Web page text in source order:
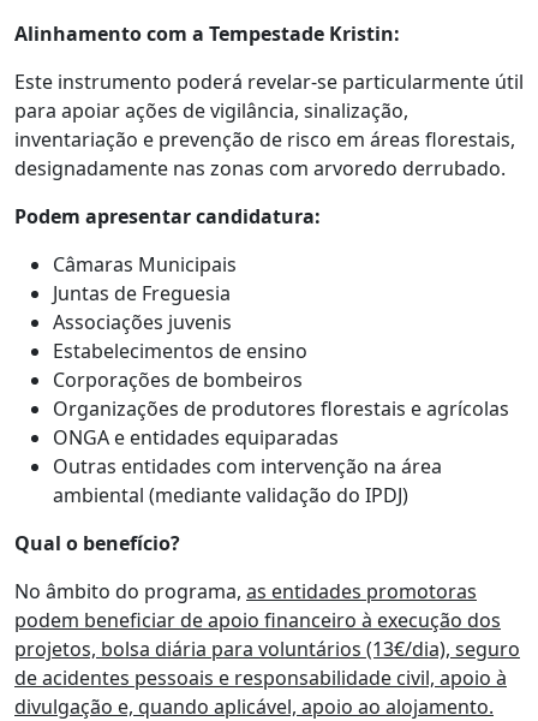
Alinhamento com a Tempestade Kristin:
Este instrumento poderá revelar-se particularmente útil
para apoiar ações de vigilância, sinalização,
inventariação e prevenção de risco em áreas florestais,
designadamente nas zonas com arvoredo derrubado.
Podem apresentar candidatura:
Câmaras Municipais
Juntas de Freguesia
Associações juvenis
Estabelecimentos de ensino
Corporações de bombeiros
Organizações de produtores florestais e agrícolas
ONGA e entidades equiparadas
Outras entidades com intervenção na área
ambiental (mediante validação do IPDJ)
Qual o benefício?
No âmbito do programa, as entidades promotoras
podem beneficiar de apoio financeiro à execução dos
projetos, bolsa diária para voluntários (13€/dia), seguro
de acidentes pessoais e responsabilidade civil, apoio à
divulgação e, quando aplicável, apoio ao alojamento.